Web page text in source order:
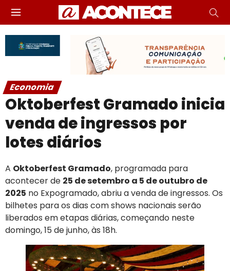
Economia
Oktoberfest Gramado inicia
venda de ingressos por
lotes diários
A Oktoberfest Gramado, programada para
acontecer de 25 de setembro a 5 de outubro de
2025 no Expogramado, abriu a venda de ingressos. Os
bilhetes para os dias com shows nacionais serão
liberados em etapas diárias, começando neste
domingo, 15 de junho, às 18h.